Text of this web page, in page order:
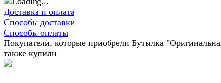
Доставка и оплата
Способы доставки
Способы оплаты
Покупатели, которые приобрели Бутылка
также купили